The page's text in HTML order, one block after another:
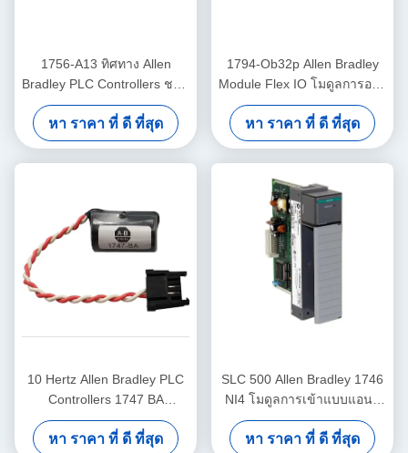
1756-A13 ทิศทาง Allen
Bradley PLC Controllers ชาซี
13 13 สล็อต
หา ราคา ที่ ดี ที่สุด
1794-Ob32p Allen Bradley
Module Flex IO โมดูลการออก
ที่แยกแยกที่คุ้มกันด้วย
อิเล็กทรอนิกส์
หา ราคา ที่ ดี ที่สุด
10 Hertz Allen Bradley PLC
Controllers 1747 BA
แบตเตอรี่ SLC 500 แบตเตอรี่
ลิธีਅਮ
หา ราคา ที่ ดี ที่สุด
SLC 500 Allen Bradley 1746
NI4 โมดูลการเข้าแบบแอนา
ล็อกความละเอียดสูง
หา ราคา ที่ ดี ที่สุด